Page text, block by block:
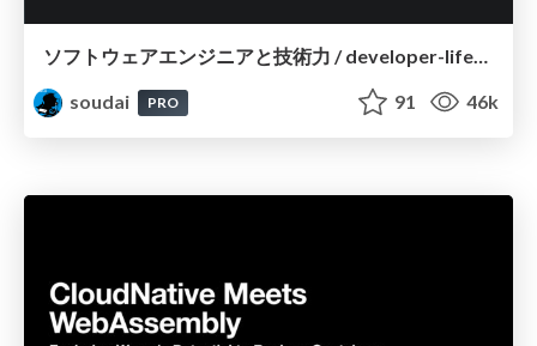
ソフトウェアエンジニアと技術力 / developer-lifework
soudai
PRO 91 46k